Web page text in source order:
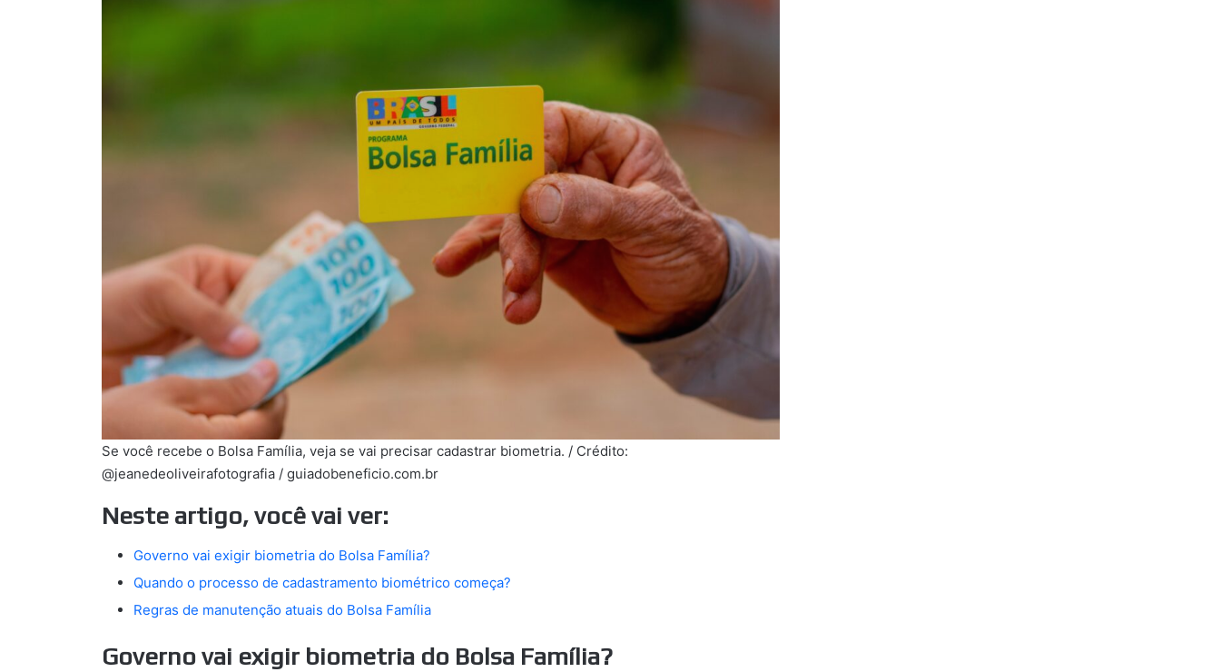
Se você recebe o Bolsa Família, veja se vai precisar cadastrar biometria. / Crédito:
@jeanedeoliveirafotografia / guiadobeneficio.com.br
Neste artigo, você vai ver:
Governo vai exigir biometria do Bolsa Família?
Quando o processo de cadastramento biométrico começa?
Regras de manutenção atuais do Bolsa Família
Governo vai exigir biometria do Bolsa Família?